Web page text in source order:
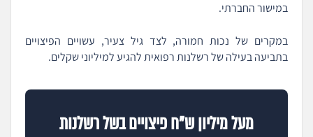
במישור החברתי.
במקרים של נכות חמורה, לצד גיל צעיר, עשויים הפיצויים
בתביעה בעילה של רשלנות רפואית להגיע למיליוני שקלים.
מעל מיליון ש"ח פיצויים בשל רשלנות